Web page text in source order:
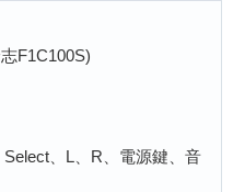
F1C100S)
、L、R、電源鍵、音